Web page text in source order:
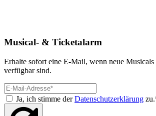
Musical- & Ticketalarm
Erhalte sofort eine E-Mail, wenn neue Musicals
verfügbar sind.
Ja, ich stimme derDatenschutzerklärung